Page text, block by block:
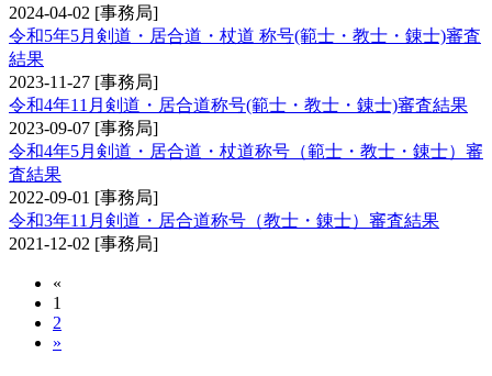
2024-04-02 [事務局]
令和5年5月剣道・居合道・杖道 称号(範士・教士・錬士)審査
結果
2023-11-27 [事務局]
令和4年11月剣道・居合道称号(範士・教士・錬士)審査結果
2023-09-07 [事務局]
令和4年5月剣道・居合道・杖道称号（範士・教士・錬士）審
査結果
2022-09-01 [事務局]
令和3年11月剣道・居合道称号（教士・錬士）審査結果
2021-12-02 [事務局]
«
1
2
»